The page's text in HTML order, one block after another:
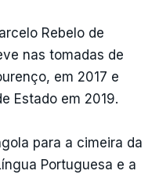
Rebelo de
nas tomadas de
em 2017 e
Estado em 2019.
para a cimeira da
Portuguesa e a